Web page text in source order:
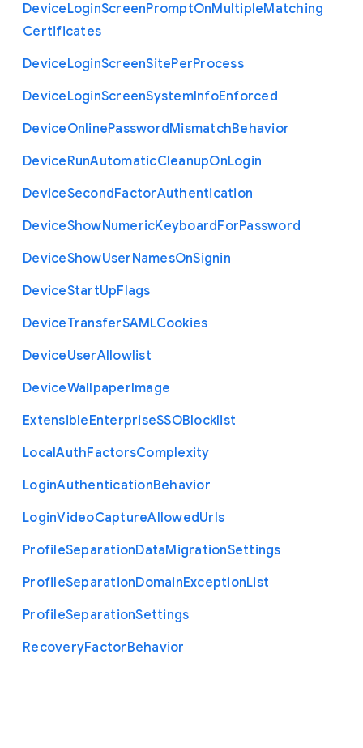
DeviceLoginScreenPromptOnMultipleMatching
Certificates
DeviceLoginScreenSitePerProcess
DeviceLoginScreenSystemInfoEnforced
DeviceOnlinePasswordMismatchBehavior
DeviceRunAutomaticCleanupOnLogin
DeviceSecondFactorAuthentication
DeviceShowNumericKeyboardForPassword
DeviceShowUserNamesOnSignin
DeviceStartUpFlags
DeviceTransferSAMLCookies
DeviceUserAllowlist
DeviceWallpaperImage
ExtensibleEnterpriseSSOBlocklist
LocalAuthFactorsComplexity
LoginAuthenticationBehavior
LoginVideoCaptureAllowedUrls
ProfileSeparationDataMigrationSettings
ProfileSeparationDomainExceptionList
ProfileSeparationSettings
RecoveryFactorBehavior